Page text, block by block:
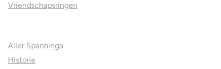
Vriendschapsringen
Aller Spanninga
Historie